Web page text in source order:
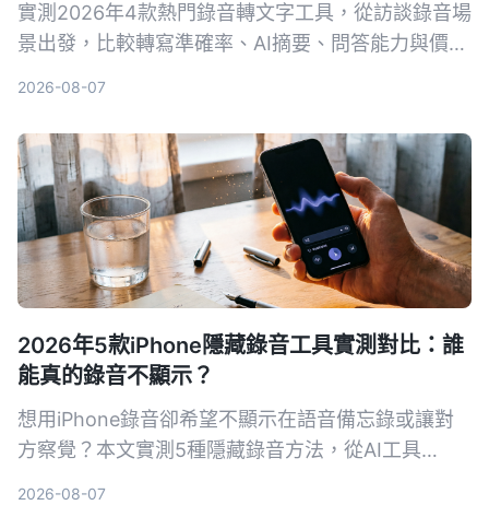
實測2026年4款熱門錄音轉文字工具，從訪談錄音場
景出發，比較轉寫準確率、AI摘要、問答能力與價
2026-08-07
2026年5款iPhone隱藏錄音工具實測對比：誰
能真的錄音不顯示？
想用iPhone錄音卻希望不顯示在語音備忘錄或讓對
方察覺？本文實測5種隱藏錄音方法，從AI工具
2026-08-07